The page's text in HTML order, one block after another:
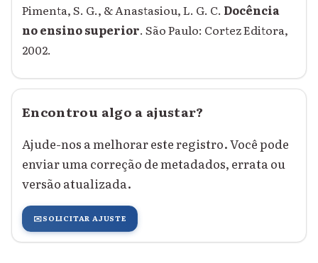
Pimenta, S. G., & Anastasiou, L. G. C. Docência
no ensino superior. São Paulo: Cortez Editora,
2002.
Encontrou algo a ajustar?
Ajude-nos a melhorar este registro. Você pode
enviar uma correção de metadados, errata ou
versão atualizada.
✉️SOLICITAR AJUSTE